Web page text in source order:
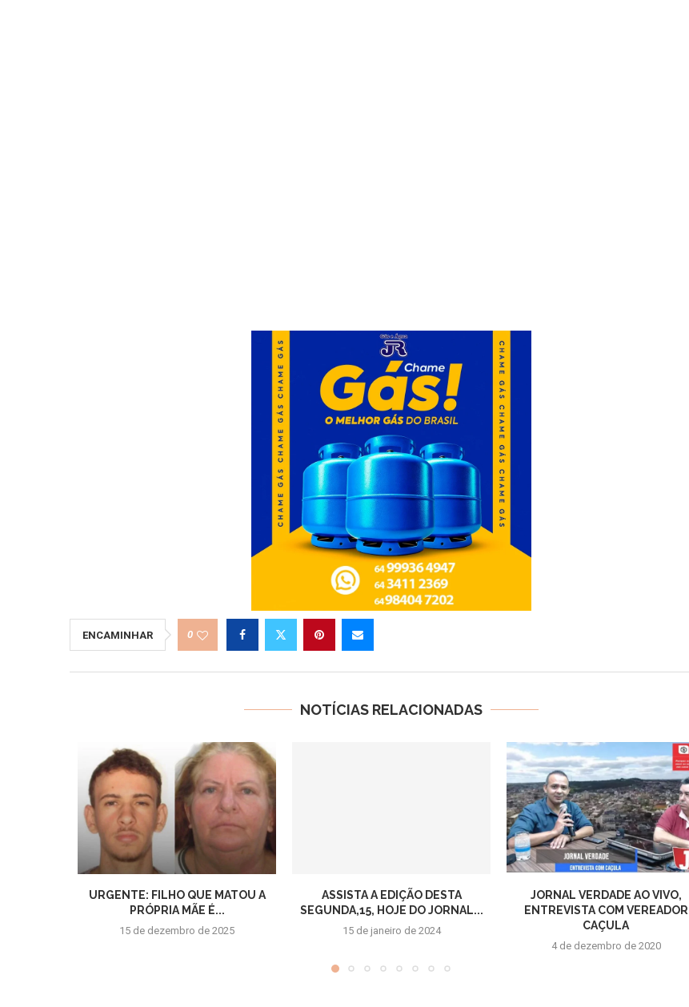
ENCAMINHAR 0
NOTÍCIAS RELACIONADAS
URGENTE: FILHO QUE MATOU A
PRÓPRIA MÃE É...
15 de dezembro de 2025
ASSISTA A EDIÇÃO DESTA
SEGUNDA,15, HOJE DO JORNAL...
15 de janeiro de 2024
JORNAL VERDADE AO VIVO,
ENTREVISTA COM VEREADOR
CAÇULA
4 de dezembro de 2020